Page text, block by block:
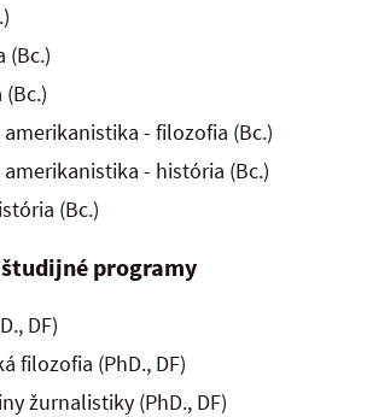
(Bc.)
- filozofia (Bc.)
- história (Bc.)
(Bc.)
programy
DF)
filozofia (PhD., DF)
žurnalistiky (PhD., DF)